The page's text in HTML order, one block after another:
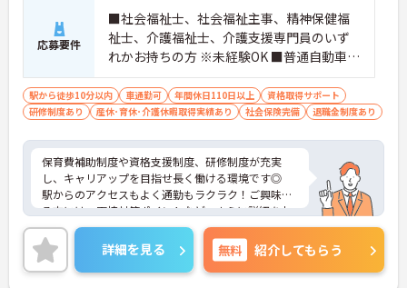
応募要件
■社会福祉士、社会福祉主事、精神保健福
祉士、介護福祉士、介護支援専門員のいず
れかお持ちの方 ※未経験OK ■普通自動車免
許（AT限定可）
駅から徒歩10分以内 車通勤可 年間休日110日以上
資格取得サポート
研修制度あり
産休･育休･介護休暇取得実績あり 社会保険完備 退職金制度あり
保育費補助制度や資格支援制度、研修制度が充実
し、キャリアップを目指せ長く働ける環境です◎
駅からのアクセスもよく通勤もラクラク！ご興味あ
る方には、面接対策ポイントなど、さらに詳細をお
話しいたしますのでお気軽にご相談ください！
詳細を見る 無料 紹介してもらう